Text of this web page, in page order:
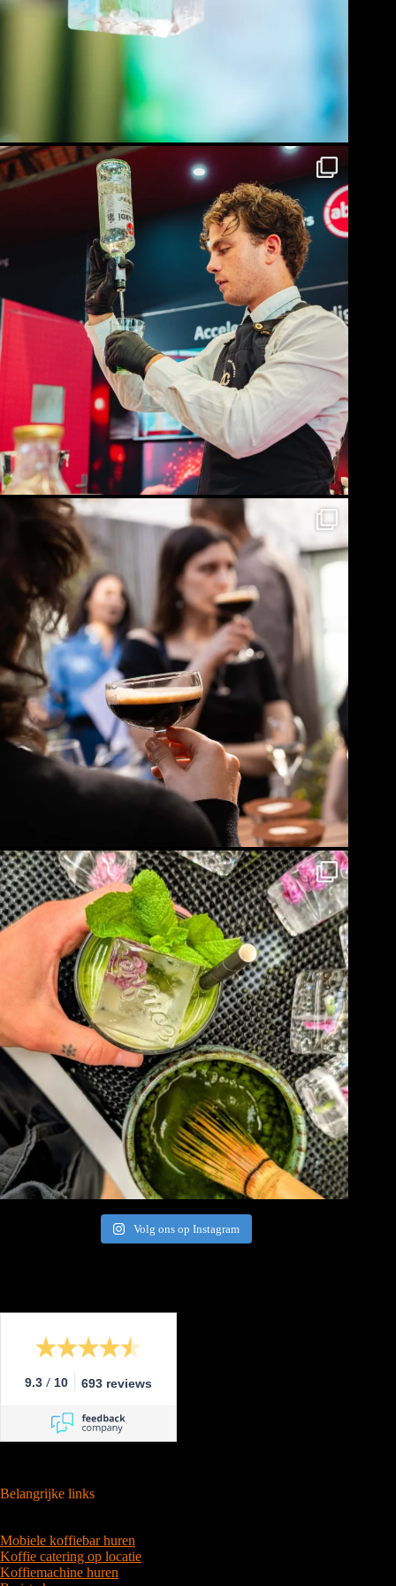
Volg ons op Instagram
9.3 / 10 693 reviews
Belangrijke links
Mobiele koffiebar huren
Koffie catering op locatie
Koffiemachine huren